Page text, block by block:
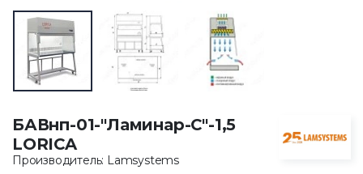
БАВнп-01-"Ламинар-С"-1,5
LORICA
Производитель: Lamsystems